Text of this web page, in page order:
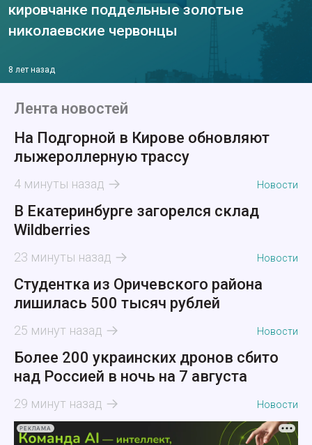
кировчанке поддельные золотые
николаевские червонцы
8 лет назад
Лента новостей
На Подгорной в Кирове обновляют
лыжероллерную трассу
4 минуты назад Новости
В Екатеринбурге загорелся склад
Wildberries
23 минуты назад Новости
Студентка из Оричевского района
лишилась 500 тысяч рублей
25 минут назад Новости
Более 200 украинских дронов сбито
над Россией в ночь на 7 августа
29 минут назад Новости
РЕКЛАМА